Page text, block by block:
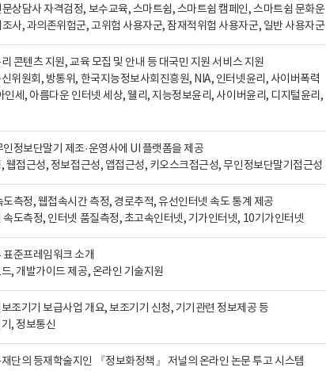
상담사 자격검정, 보수교육, 스마트쉼, 스마트쉼 캠페인, 스마트쉼 문화운
사, 과의존위험군, 고위험 사용자군, 잠재적위험 사용자군, 일반 사용자군
콘텐츠 지원, 교육 모집 및 안내 등 대국민 지원 서비스 지원
위원회, 방통위, 한국지능정보사회진흥원, NIA, 인터넷윤리, 사이버폭력
인세, 아름다운 인터넷 세상, 웰리, 지능정보윤리, 사이버윤리, 디지털윤리,
정보단말기 제조·운영사에 UI 플랫폼을 제공
웹접근성, 정보접근성, 앱접근성, 키오스크접근성, 무인정보단말기접근성
측정, 웹접속시간 측정, 경로추적, 유선인터넷 속도 통계 제공
속도측정, 인터넷 품질측정, 초고속인터넷, 기가인터넷, 10기가인터넷
준프레임워크 소개
, 개발가이드 제공, 온라인 기술지원
조기기 보급사업 개요, 보조기기 신청, 기기관련 정보제공 등
, 정보통신
단의 등재학술지인 『정보화정책』 저널의 온라인 논문 투고 시스템